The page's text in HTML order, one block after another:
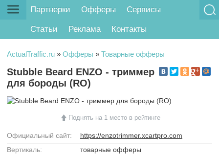
Партнерки Офферы Сервисы
Статьи Реклама Контакты
ActualTraffic.ru » Офферы » Товарные офферы
Stubble Beard ENZO - триммер
для бороды (RO)
Поднять на 1 место в рейтинге
Официальный сайт:
https://enzotrimmer.xcartpro.com
Вертикаль:
товарные офферы